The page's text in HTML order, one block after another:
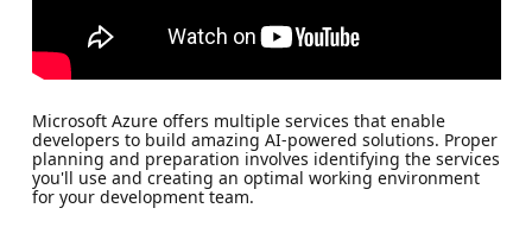
Microsoft Azure offers multiple services that enable
developers to build amazing AI-powered solutions. Proper
planning and preparation involves identifying the services
you'll use and creating an optimal working environment
for your development team.